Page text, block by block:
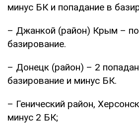
минус БК и попадание в
– Джанкой (район) Крым –
базирование.
– Донецк (район) – 2
базирование и минус БК.
– Генический район,
минус 2 БК;